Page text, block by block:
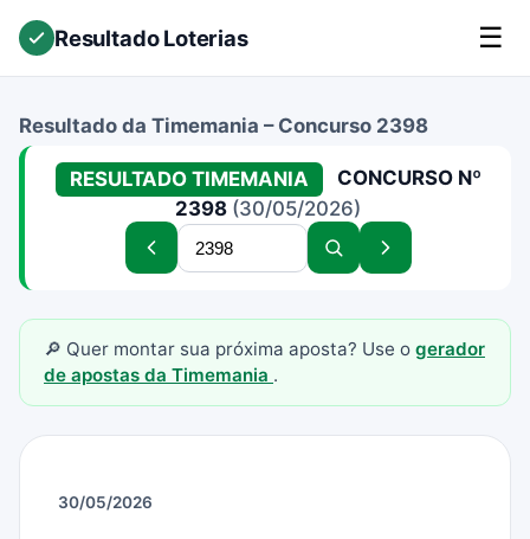
Resultado Loterias ☰
Resultado da Timemania – Concurso 2398
RESULTADO TIMEMANIA
CONCURSO Nº
2398 (30/05/2026)
Concurso
Buscar
Buscar
concurso
Próximo
🔎 Quer montar sua próxima aposta? Use o gerador
de apostas da Timemania .
30/05/2026